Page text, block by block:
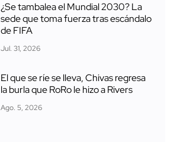
¿Se tambalea el Mundial 2030? La
sede que toma fuerza tras escándalo
de FIFA
Jul. 31, 2026
El que se ríe se lleva, Chivas regresa
la burla que RoRo le hizo a Rivers
Ago. 5, 2026